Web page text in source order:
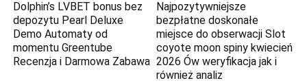
Dolphin’s LVBET bonus bez
depozytu Pearl Deluxe
Demo Automaty od
momentu Greentube
Recenzja i Darmowa Zabawa
Najpozytywniejsze
bezpłatne doskonałe
miejsce do obserwacji Slot
coyote moon spiny kwiecień
2026 Ów weryfikacja jak i
również analiz